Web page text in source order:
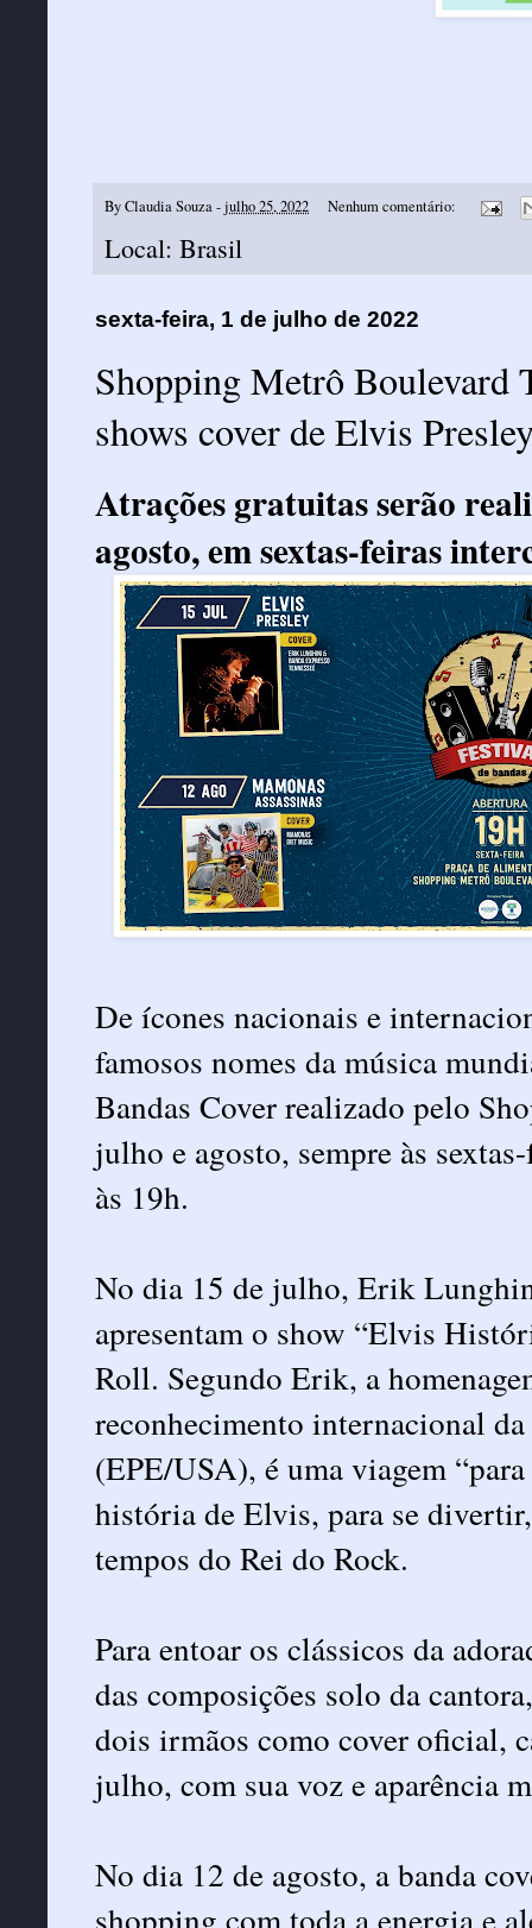
ByClaudia Souza-julho 25, 2022 Nenhum comentário:
Local: Brasil
sexta-feira, 1 de julho de 2022
Shopping Metrô Boulevard
shows cover de Elvis
Atrações gratuitas serão
agosto, em sextas-feiras
De ícones nacionais e
famosos nomes da música
Bandas Cover realizado pelo
julho e agosto, sempre às
às 19h.
No dia 15 de julho, Erik
apresentam o show “Elvis
Roll. Segundo Erik, a
reconhecimento internacional
(EPE/USA), é uma viagem
história de Elvis, para se
tempos do Rei do Rock.
Para entoar os clássicos da
das composições solo da
dois irmãos como cover oficial,
julho, com sua voz e aparência
No dia 12 de agosto, a banda